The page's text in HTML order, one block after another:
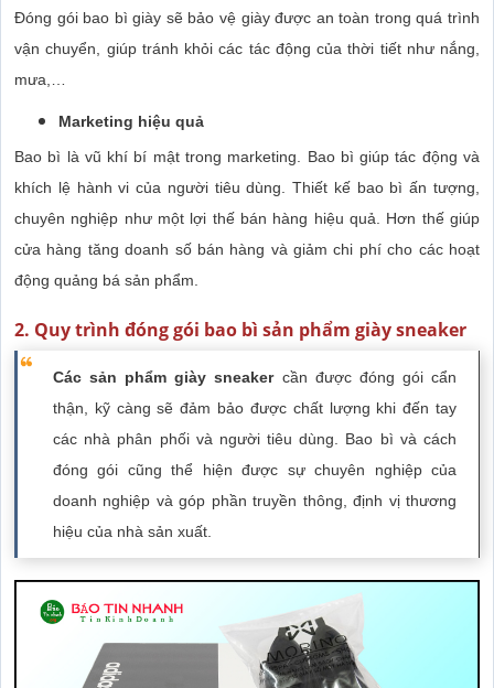
Đóng gói bao bì giày sẽ bảo vệ giày được an toàn trong quá trình
vận chuyển, giúp tránh khỏi các tác động của thời tiết như nắng,
mưa,…
Marketing hiệu quả
Bao bì là vũ khí bí mật trong marketing. Bao bì giúp tác động và
khích lệ hành vi của người tiêu dùng. Thiết kế bao bì ấn tượng,
chuyên nghiệp như một lợi thế bán hàng hiệu quả. Hơn thế giúp
cửa hàng tăng doanh số bán hàng và giảm chi phí cho các hoạt
động quảng bá sản phẩm.
2. Quy trình đóng gói bao bì sản phẩm giày sneaker
Các sản phẩm giày sneakercần được đóng gói cẩn
thận, kỹ càng sẽ đảm bảo được chất lượng khi đến tay
các nhà phân phối và người tiêu dùng. Bao bì và cách
đóng gói cũng thể hiện được sự chuyên nghiệp của
doanh nghiệp và góp phần truyền thông, định vị thương
hiệu của nhà sản xuất.